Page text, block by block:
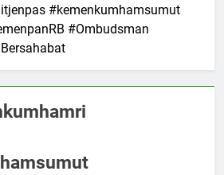
#kemenkumhamsumut
#Ombudsman